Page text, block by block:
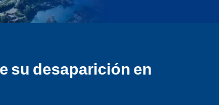
su desaparición en